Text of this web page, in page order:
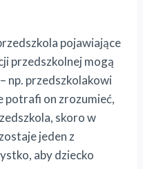
pojawiające
przedszkolnej mogą
np. przedszkolakowi
potrafi on zrozumieć,
skoro w
jeden z
aby dziecko